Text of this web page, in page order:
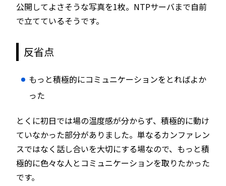
公開してよさそうな写真を1枚。NTPサーバまで自前
で立てているそうです。
反省点
もっと積極的にコミュニケーションをとればよか
った
とくに初日では場の温度感が分からず、積極的に動け
ていなかった部分がありました。単なるカンファレン
スではなく話し合いを大切にする場なので、もっと積
極的に色々な人とコミュニケーションを取りたかった
です。